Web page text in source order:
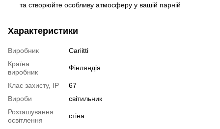
та створюйте особливу атмосферу у вашій парній
Характеристики
Виробник
Cariitti
Країна
виробник
Фінляндія
Клас захисту, IP
67
Вироби
світильник
Розташування
освітлення
стіна